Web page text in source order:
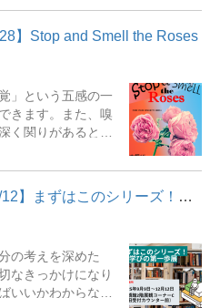
一冊を見つけてみ
瀬田図書館ライブ
書館で１年業務経
スタッフの事で
をしたり、新着本
ーナーづくりを担
っています。 展示
本館1階展観
『有職食...
宙は有限なのか」
。宇宙について
もっと知りたくな
さんも、秋の夜空
ラリーアドバイザ
験を積んだ学生ア
。ライブラリーア
ＤＶＤ、おすすめ
していたり幅広い
間：2025年10月1
金）展示場所：瀬
宇宙はすごい』
わかる』『すばる
天文学者が1を知る
】Stop and Smell the Roses
」という五感の一
きます。また、嗅
く関りがあると考
の記憶や感情を呼
スト現象」と言い
香りの記憶や幼い
び起こす。おぼろ
る資料を集めまし
ください。 展示期
2025年11月28日
【深草ミニ展観：9/9～12/12】まずはこのシリーズ！学びの第一歩展
の考えを深めた
なきっかけになり
いいかわからな